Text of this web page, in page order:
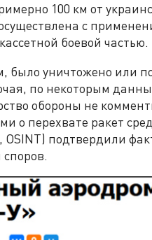
100 км от
с
боевой частью.
было уничтожено или
по некоторым
обороны не
о перехвате ракет
подтвердили